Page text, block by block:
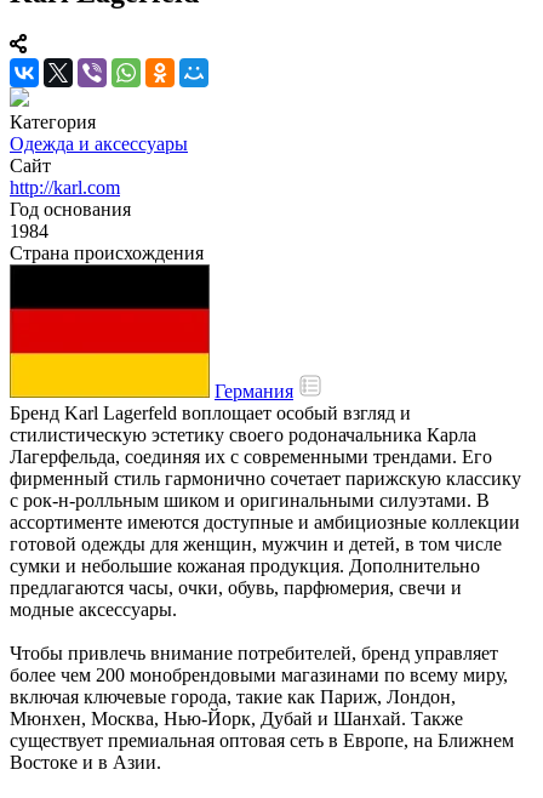
Категория
Одежда и аксессуары
Сайт
http://karl.com
Год основания
1984
Страна происхождения
Германия
Бренд Karl Lagerfeld воплощает особый взгляд и
стилистическую эстетику своего родоначальника Карла
Лагерфельда, соединяя их с современными трендами. Его
фирменный стиль гармонично сочетает парижскую классику
с рок-н-ролльным шиком и оригинальными силуэтами. В
ассортименте имеются доступные и амбициозные коллекции
готовой одежды для женщин, мужчин и детей, в том числе
сумки и небольшие кожаная продукция. Дополнительно
предлагаются часы, очки, обувь, парфюмерия, свечи и
модные аксессуары.
Чтобы привлечь внимание потребителей, бренд управляет
более чем 200 монобрендовыми магазинами по всему миру,
включая ключевые города, такие как Париж, Лондон,
Мюнхен, Москва, Нью-Йорк, Дубай и Шанхай. Также
существует премиальная оптовая сеть в Европе, на Ближнем
Востоке и в Азии.